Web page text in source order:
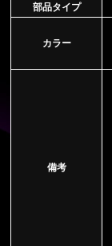
部品タイプ
カラー
備考